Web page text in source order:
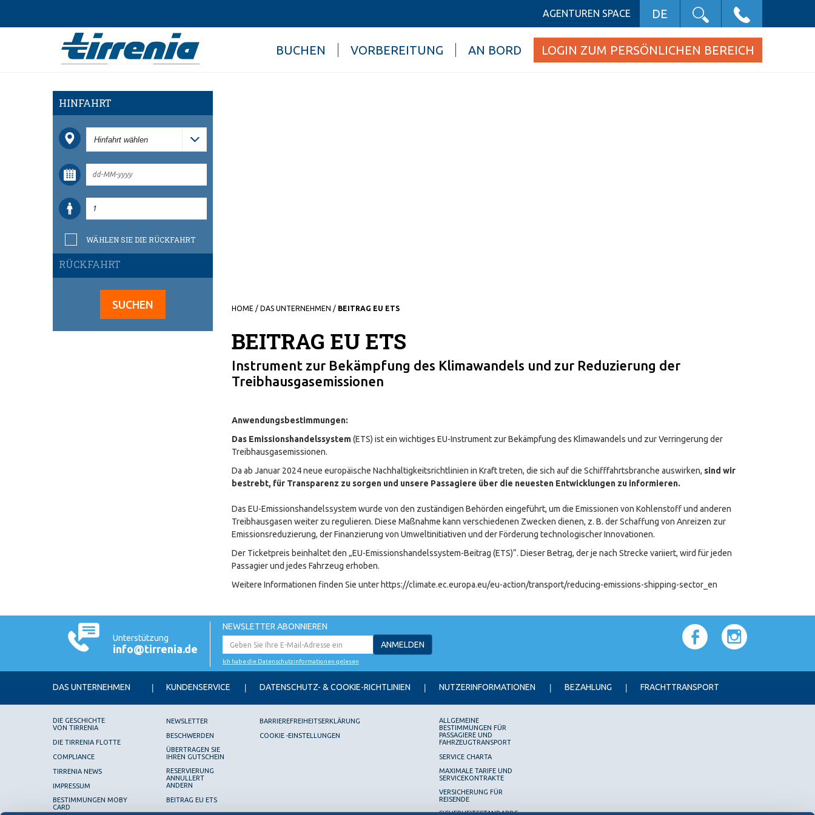
AGENTUREN SPACE DE
BUCHEN VORBEREITUNG AN BORD LOGIN ZUM PERSÖNLICHEN BEREICH
HINFAHRT
WÄHLEN SIE DIE RÜCKFAHRT
RÜCKFAHRT
SUCHEN HOME / DAS UNTERNEHMEN / BEITRAG EU ETS
BEITRAG EU ETS
Instrument zur Bekämpfung des Klimawandels und zur Reduzierung der
Treibhausgasemissionen
Anwendungsbestimmungen:
Das Emissionshandelssystem(ETS) ist ein wichtiges EU-Instrument zur Bekämpfung des Klimawandels und zur Verringerung der
Treibhausgasemissionen.
Da ab Januar 2024 neue europäische Nachhaltigkeitsrichtlinien in Kraft treten, die sich auf die Schifffahrtsbranche auswirken, sind wir
bestrebt, für Transparenz zu sorgen und unsere Passagiere über die neuesten Entwicklungen zu informieren.
Das EU-Emissionshandelssystem wurde von den zuständigen Behörden eingeführt, um die Emissionen von Kohlenstoff und anderen
Treibhausgasen weiter zu regulieren. Diese Maßnahme kann verschiedenen Zwecken dienen, z. B. der Schaffung von Anreizen zur
Emissionsreduzierung, der Finanzierung von Umweltinitiativen und der Förderung technologischer Innovationen.
Der Ticketpreis beinhaltet den „EU-Emissionshandelssystem-Beitrag (ETS)“. Dieser Betrag, der je nach Strecke variiert, wird für jeden
Passagier und jedes Fahrzeug erhoben.
Weitere Informationen finden Sie unter https://climate.ec.europa.eu/eu-action/transport/reducing-emissions-shipping-sector_en
Unterstützung
info@tirrenia.de
NEWSLETTER ABONNIEREN
ANMELDEN
Ich habe die Datenschutzinformationen gelesen
DAS UNTERNEHMEN
DIE GESCHICHTE
VON TIRRENIA
DIE TIRRENIA FLOTTE
COMPLIANCE
TIRRENIA NEWS
IMPRESSUM
BESTIMMUNGEN MOBY
CARD
KUNDENSERVICE
NEWSLETTER
BESCHWERDEN
ÜBERTRAGEN SIE
IHREN GUTSCHEIN
RESERVIERUNG
ANNULLERT
ANDERN
BEITRAG EU ETS
DATENSCHUTZ- & COOKIE-RICHTLINIEN
BARRIEREFREIHEITSERKLÄRUNG
COOKIE -EINSTELLUNGEN
NUTZERINFORMATIONEN
ALLGEMEINE
BESTIMMUNGEN FÜR
PASSAGIERE UND
FAHRZEUGTRANSPORT
SERVICE CHARTA
MAXIMALE TARIFE UND
SERVICEKONTRAKTE
VERSICHERUNG FÜR
REISENDE
SICHERHEITSSTANDARDS
BEZAHLUNG FRACHTTRANSPORT